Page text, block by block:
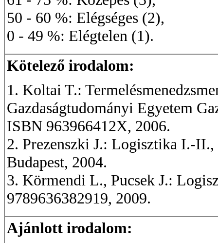
50 - 60 %: Elégséges (2),
0 - 49 %: Elégtelen (1).
Kötelező irodalom:
1. Koltai T.:
Gazdaságtudományi Egyetem
ISBN 963966412X, 2006.
2. Prezenszki J.: Logisztika I.-
Budapest, 2004.
3. Körmendi L., Pucsek J.:
9789636382919, 2009.
Ajánlott irodalom: